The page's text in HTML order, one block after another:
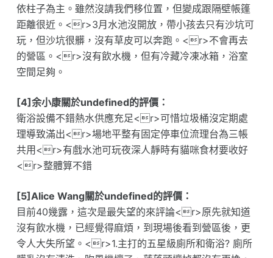
依柱子為主。雖然沒請我們移位置，但變成跟隔壁帳篷
距離很近。<r>3月水池沒開放，帶小孩去只有沙坑可
玩，但沙坑很髒，沒有草皮可以奔跑。<r>不會再去
的營區。<r>沒有飲水機，但有冷藏冷凍冰箱，浴室
空間足夠。
[4]余小康關於undefined的評價：
衛浴設備不錯熱水供應充足<r>可惜垃圾桶沒定期處
理導致滿出<r>場地平整有固定停車位流理台為三帳
共用<r>有戲水池可玩夜深人靜時有貓咪食材要收好
<r>整體算不錯
[5]Alice Wang關於undefined的評價：
目前40幾露，這次是最失望的來評論<r>原先就知道
沒有飲水機，已經覺得麻煩，到現場後看到營區後，更
令人大失所望。<r>1.主打的五星級廁所和衛浴? 廁所